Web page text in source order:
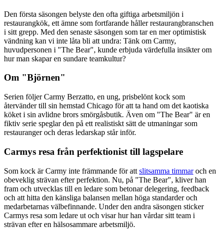
Den första säsongen belyste den ofta giftiga arbetsmiljön i
restaurangkök, ett ämne som fortfarande håller restaurangbranschen
i sitt grepp. Med den senaste säsongen som tar en mer optimistisk
vändning kan vi inte låta bli att undra: Tänk om Carmy,
huvudpersonen i "The Bear", kunde erbjuda värdefulla insikter om
hur man skapar en sundare teamkultur?
Om "Björnen"
Serien följer Carmy Berzatto, en ung, prisbelönt kock som
återvänder till sin hemstad Chicago för att ta hand om det kaotiska
köket i sin avlidne brors smörgåsbutik. Även om "The Bear" är en
fiktiv serie speglar den på ett realistiskt sätt de utmaningar som
restauranger och deras ledarskap står inför.
Carmys resa från perfektionist till lagspelare
Som kock är Carmy inte främmande för att slitsamma timmaroch en
obeveklig strävan efter perfektion. Nu, på "The Bear", kliver han
fram och utvecklas till en ledare som betonar delegering, feedback
och att hitta den känsliga balansen mellan höga standarder och
medarbetarnas välbefinnande. Under den andra säsongen sticker
Carmys resa som ledare ut och visar hur han vårdar sitt team i
strävan efter en hälsosammare arbetsmiljö.